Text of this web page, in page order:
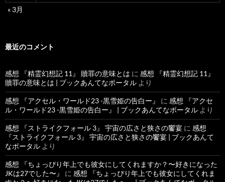
« 3月
最近のコメント
感想 『精霊幻想記 11』 贖罪の意味とは に 感想 『精霊幻想記 11』
贖罪の意味とは | ブックあんてなポータル より
感想 『アクセル・ワールド23 -黒雪姫の告白ー』 に 感想 『アクセ
ル・ワールド23 -黒雪姫の告白ー』 | ブックあんてなポータル より
感想 『ストライクフォール 3』 宇宙の広さと狭さの饗宴 に 感想
『ストライクフォール 3』 宇宙の広さと狭さの饗宴 | ブックあんて
なポータル より
感想 『ちょっぴり年上でも彼女にしてくれますか？〜好きになった
JKは27でした〜』
に 感想 『ちょっぴり年上でも彼女にしてくれま